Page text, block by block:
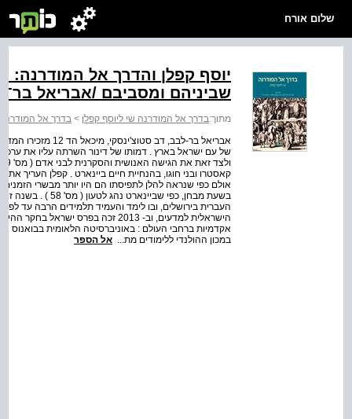
שלום אורח
יוסף קפלן והדרך אל המודרנה:
שביניהם ומסביבם /אבריאל
מתוך:בדרך אל המודרנה שי ליוסף קפלן > בדרך אל המודרנה
אבריאל בר-לבב, דב
של עם ישראל בארץ . דמותו של דינור השרתה עליו את
קאסטרו ובני חוגו, בהנחיית חיים ביינארט . קפלן העריך
אולם כפי שנראה להלן לתפיסתו הם היו יותר מבשרי
בשעת מבחן, כפי
הישראלית למדעים, וב- 2013 זכה
אקדמיות ברחבי העולם : באוניברסיטה הלאומית בבואנוס
במכון ההולנדי ללימודים מת... אל הספר